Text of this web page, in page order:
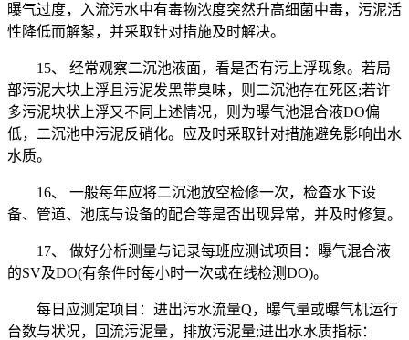
曝气过度，入流污水中有毒物浓度突然升高细菌中毒，污泥活
性降低而解絮，并采取针对措施及时解决。
15、 经常观察二沉池液面，看是否有污上浮现象。若局
部污泥大块上浮且污泥发黑带臭味，则二沉池存在死区;若许
多污泥块状上浮又不同上述情况，则为曝气池混合液DO偏
低，二沉池中污泥反硝化。应及时采取针对措施避免影响出水
水质。
16、 一般每年应将二沉池放空检修一次，检查水下设
备、管道、池底与设备的配合等是否出现异常，并及时修复。
17、 做好分析测量与记录每班应测试项目：曝气混合液
的SV及DO(有条件时每小时一次或在线检测DO)。
每日应测定项目：进出污水流量Q，曝气量或曝气机运行
台数与状况，回流污泥量，排放污泥量;进出水水质指标：